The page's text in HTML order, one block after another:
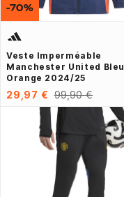
Veste Imperméable
Manchester United Bleu
Orange 2024/25
29,97 € 99,90 €
-70%